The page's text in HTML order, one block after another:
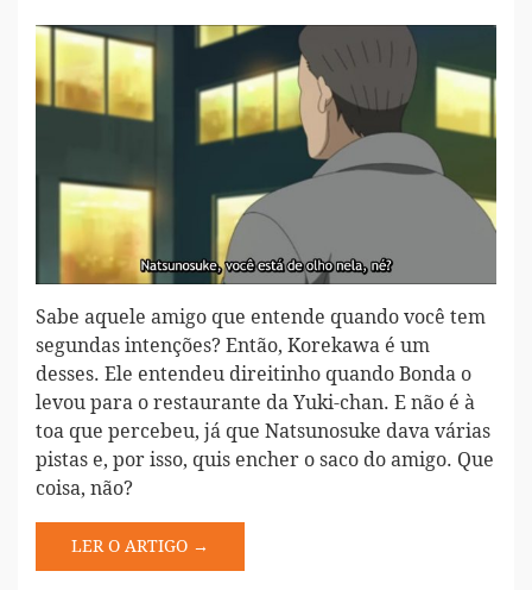
Sabe aquele amigo que entende quando você tem
segundas intenções? Então, Korekawa é um
desses. Ele entendeu direitinho quando Bonda o
levou para o restaurante da Yuki-chan. E não é à
toa que percebeu, já que Natsunosuke dava várias
pistas e, por isso, quis encher o saco do amigo. Que
coisa, não?
LER O ARTIGO →